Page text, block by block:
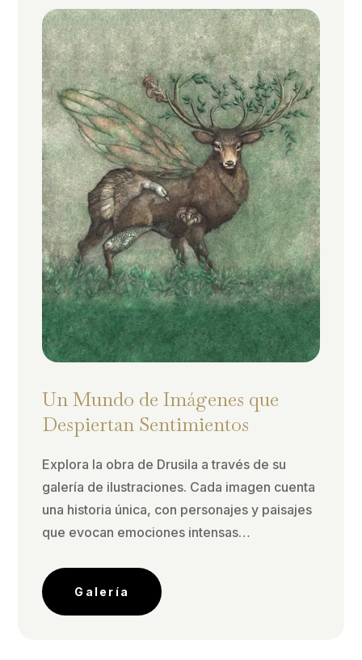
Un Mundo de Imágenes que
Despiertan Sentimientos
Explora la obra de Drusila a través de su
galería de ilustraciones. Cada imagen cuenta
una historia única, con personajes y paisajes
que evocan emociones intensas…
Galería